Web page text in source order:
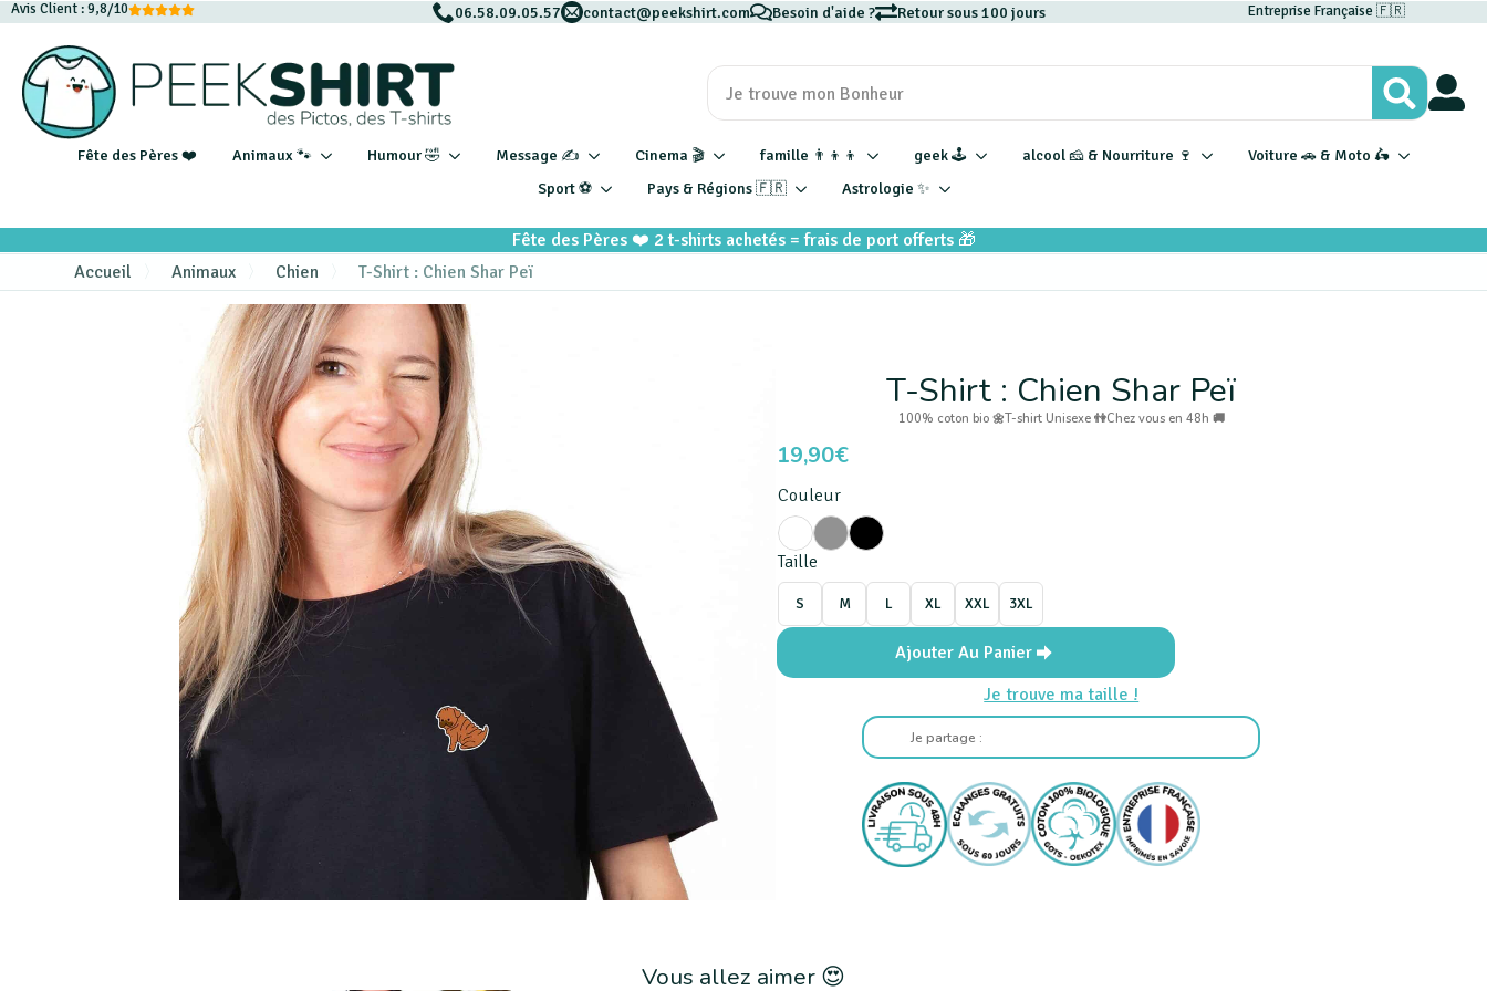
Avis Client : 9,8/10 06.58.09.05.57 contact@peekshirt.com Besoin d'aide ? Retour sous 100 jours Entreprise Française 🇫🇷
Search
for:
Fête des Pères ❤️ Animaux 🐾 Humour 🤣 Message ✍️ Cinema 🎬 famille 👨‍👦‍👦 geek 🕹️ alcool 🧀 & Nourriture 🍷
Voiture 🚗 & Moto 🛵
Sport ⚽️
Pays & Régions 🇫🇷 Astrologie ✨
Fête des Pères ❤️ 2 t-shirts achetés = frais de port offerts 🎁
Accueil
Animaux Chien T-Shirt : Chien Shar Peï
T-Shirt : Chien Shar Peï
100% coton bio 🌼T-shirt Unisexe 👫Chez vous en 48h 🚚
19,90€
Couleur
Taille
S M L XL XXL 3XL
Ajouter Au Panier
Je trouve ma taille !
Je partage :
Vous allez aimer 😍